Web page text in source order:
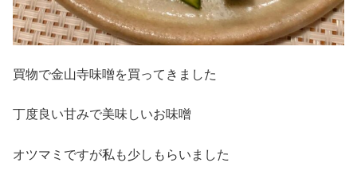
買物で金山寺味噌を買ってきました
丁度良い甘みで美味しいお味噌
オツマミですが私も少しもらいました